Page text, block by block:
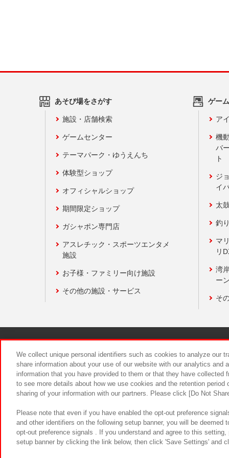
あそび場をさがす
施設・店舗検索
ゲームセンター
テーマパーク・ゆうえんち
体験型ショップ
オフィシャルショップ
期間限定ショップ
ガシャポン専門店
アスレチック・スポーツエンタメ
施設
お子様・ファミリー向け施設
その他の施設・サービス
ゲー
ア
機
バ
ト
ジ
イ
太
釣
マ
リ
湾
ー
そ
食品のご
We collect unique personal identifiers such as cookies to analyze our
share information about your use of our website with our analytics and
information that you have provided to them or that they have
to see more details about how we use cookies and the retention
sharing of your information with our partners. Please click [Do Not
Please note that even if you have enabled the opt-out preference
and other identifiers on the following setup banner, you will be
opt-out preference signals . If you understand and agree to this
setup banner by clicking the link below, then click 'Save Settings' and